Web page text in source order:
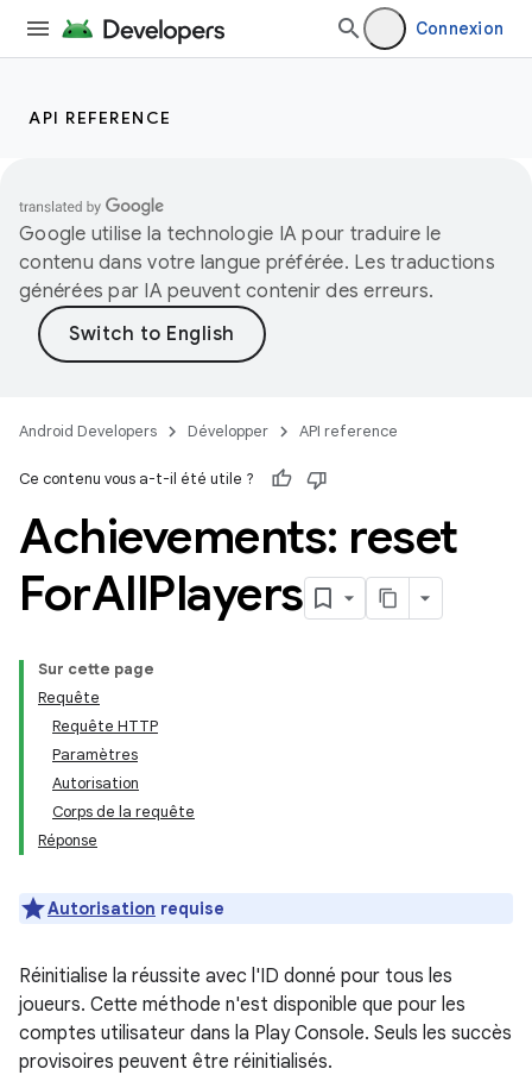
Connexion
API REFERENCE
Google utilise la technologie IA pour traduire le
contenu dans votre langue préférée. Les traductions
générées par IA peuvent contenir des erreurs.
Android Developers Développer API reference
Ce contenu vous a-t-il été utile ?
Achievements: reset
ForAllPlayers
Sur cette page
Requête
Requête HTTP
Paramètres
Autorisation
Corps de la requête
Réponse
Autorisation requise
Réinitialise la réussite avec l'ID donné pour tous les
joueurs. Cette méthode n'est disponible que pour les
comptes utilisateur dans la Play Console. Seuls les succès
provisoires peuvent être réinitialisés.